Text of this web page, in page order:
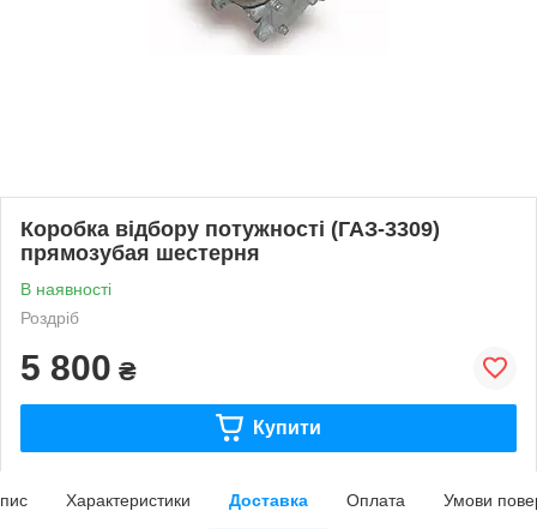
Коробка відбору потужності (ГАЗ-3309)
прямозубая шестерня
В наявності
Роздріб
5 800 ₴
Купити
Характеристики Доставка Оплата Умови